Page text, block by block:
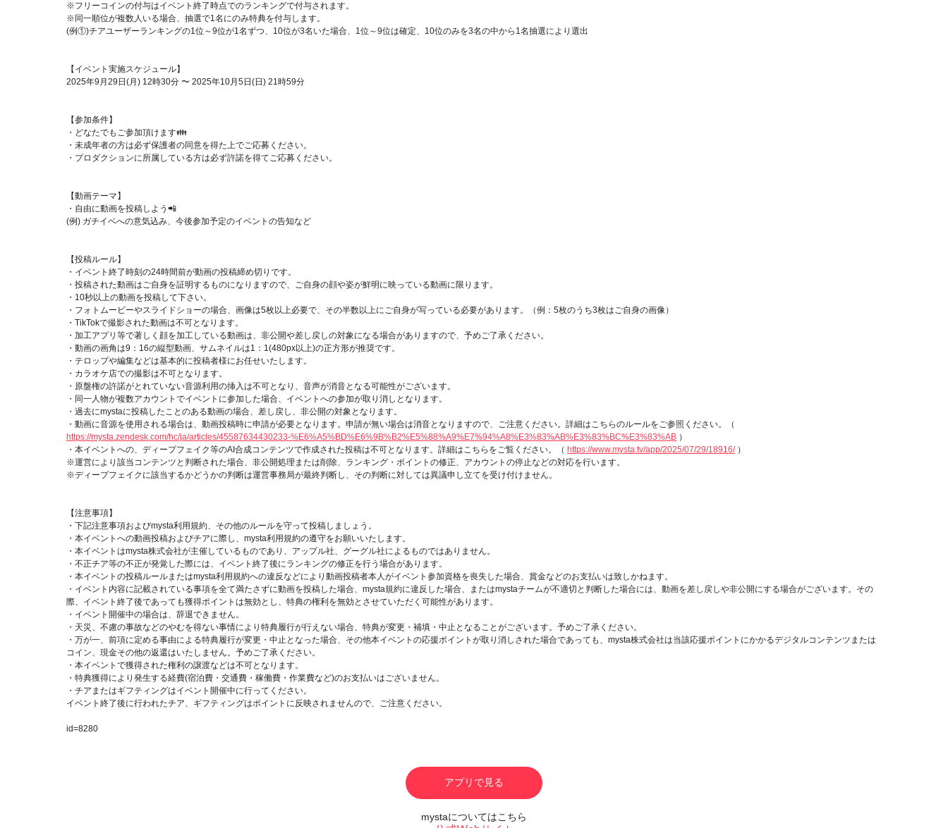
※フリーコインの付与はイベント終了時点でのランキングで付与されます。
※同一順位が複数人いる場合、抽選で1名にのみ特典を付与します。
(例①)チアユーザーランキングの1位～9位が1名ずつ、10位が3名いた場合、1位～9位は確定、10位のみを3名の中から1名抽選により選出
【イベント実施スケジュール】
2025年9月29日(月) 12時30分 〜 2025年10月5日(日) 21時59分
【参加条件】
・どなたでもご参加頂けます👪
・未成年者の方は必ず保護者の同意を得た上でご応募ください。
・プロダクションに所属している方は必ず許諾を得てご応募ください。
【動画テーマ】
・自由に動画を投稿しよう📲
(例) ガチイベへの意気込み、今後参加予定のイベントの告知など
【投稿ルール】
・イベント終了時刻の24時間前が動画の投稿締め切りです。
・投稿された動画はご自身を証明するものになりますので、ご自身の顔や姿が鮮明に映っている動画に限ります。
・10秒以上の動画を投稿して下さい。
・フォトムービーやスライドショーの場合、画像は5枚以上必要で、その半数以上にご自身が写っている必要があります。（例：5枚のうち3枚はご自身の画像）
・TikTokで撮影された動画は不可となります。
・加工アプリ等で著しく顔を加工している動画は、非公開や差し戻しの対象になる場合がありますので、予めご了承ください。
・動画の画角は9：16の縦型動画、サムネイルは1：1(480px以上)の正方形が推奨です。
・テロップや編集などは基本的に投稿者様にお任せいたします。
・カラオケ店での撮影は不可となります。
・原盤権の許諾がとれていない音源利用の挿入は不可となり、音声が消音となる可能性がございます。
・同一人物が複数アカウントでイベントに参加した場合、イベントへの参加が取り消しとなります。
・過去にmystaに投稿したことのある動画の場合、差し戻し、非公開の対象となります。
・動画に音源を使用される場合は、動画投稿時に申請が必要となります。申請が無い場合は消音となりますので、ご注意ください。詳細はこちらのルールをご参照ください。（
https://mysta.zendesk.com/hc/ja/articles/45587634430233-%E6%A5%BD%E6%9B%B2%E5%88%A9%E7%94%A8%E3%83%AB%E3%83%BC%E3%83%AB ）
・本イベントへの、ディープフェイク等のAI合成コンテンツで作成された投稿は不可となります。詳細はこちらをご覧ください。（ https://www.mysta.tv/app/2025/07/29/18916/）
※運営により該当コンテンツと判断された場合、非公開処理または削除、ランキング・ポイントの修正、アカウントの停止などの対応を行います。
※ディープフェイクに該当するかどうかの判断は運営事務局が最終判断し、その判断に対しては異議申し立てを受け付けません。
【注意事項】
・下記注意事項およびmysta利用規約、その他のルールを守って投稿しましょう。
・本イベントへの動画投稿およびチアに際し、mysta利用規約の遵守をお願いいたします。
・本イベントはmysta株式会社が主催しているものであり、アップル社、グーグル社によるものではありません。
・不正チア等の不正が発覚した際には、イベント終了後にランキングの修正を行う場合があります。
・本イベントの投稿ルールまたはmysta利用規約への違反などにより動画投稿者本人がイベント参加資格を喪失した場合、賞金などのお支払いは致しかねます。
・イベント内容に記載されている事項を全て満たさずに動画を投稿した場合、mysta規約に違反した場合、またはmystaチームが不適切と判断した場合には、動画を差し戻しや非公開にする場合がございます。その
際、イベント終了後であっても獲得ポイントは無効とし、特典の権利を無効とさせていただく可能性があります。
・イベント開催中の場合は、辞退できません。
・天災、不慮の事故などのやむを得ない事情により特典履行が行えない場合、特典が変更・補填・中止となることがございます。予めご了承ください。
・万が一、前項に定める事由による特典履行が変更・中止となった場合、その他本イベントの応援ポイントが取り消しされた場合であっても、mysta株式会社は当該応援ポイントにかかるデジタルコンテンツまたは
コイン、現金その他の返還はいたしません。予めご了承ください。
・本イベントで獲得された権利の譲渡などは不可となります。
・特典獲得により発生する経費(宿泊費・交通費・稼働費・作業費など)のお支払いはございません。
・チアまたはギフティングはイベント開催中に行ってください。
イベント終了後に行われたチア、ギフティングはポイントに反映されませんので、ご注意ください。
id=8280
アプリで見る
mystaについてはこちら